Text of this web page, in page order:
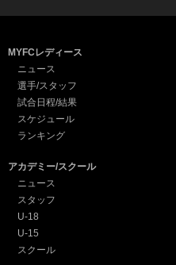
MYFCレディース
ニュース
選手/スタッフ
試合日程/結果
スケジュール
ランキング
アカデミー/スクール
ニュース
スタッフ
U-18
U-15
スクール